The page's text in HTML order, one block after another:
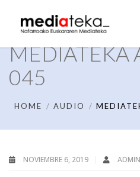
MEDIATEKA
045
HOME AUDIO
NOVIEMBRE 6, 2019 ADMIN